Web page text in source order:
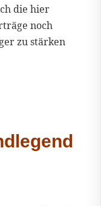
die hier
noch
zu stärken